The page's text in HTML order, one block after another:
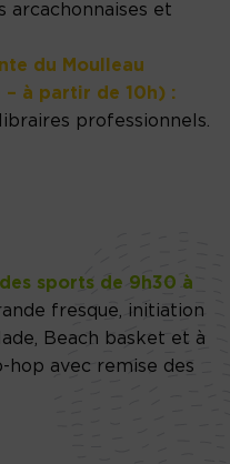
arcachonnaises et
du Moulleau
à partir de 10h) :
professionnels.
sports de 9h30 à
fresque, initiation
Beach basket et à
hop avec remise des